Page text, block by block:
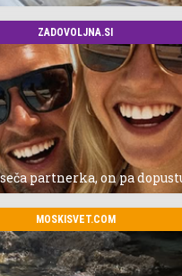
ZADOVOLJNA.SI
partnerka, on pa
MOSKISVET.COM